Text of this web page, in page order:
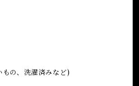
もの、洗濯済みなど)